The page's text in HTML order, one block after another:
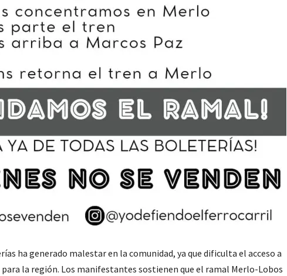
ha generado malestar en la comunidad, ya que dificulta el acceso a
la región. Los manifestantes sostienen que el ramal Merlo-Lobos